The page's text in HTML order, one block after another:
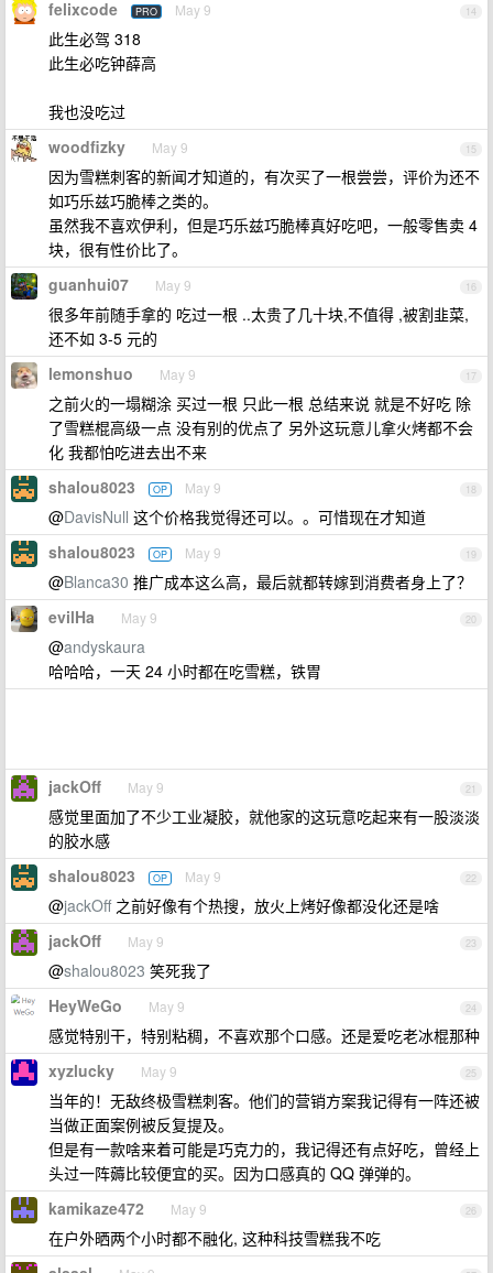
14
felixcode PRO May 9
此生必驾 318
此生必吃钟薛高
我也没吃过
15
woodfizky May 9
因为雪糕刺客的新闻才知道的，有次买了一根尝尝，评价为还不
如巧乐兹巧脆棒之类的。
虽然我不喜欢伊利，但是巧乐兹巧脆棒真好吃吧，一般零售卖 4
块，很有性价比了。
16
guanhui07 May 9
很多年前随手拿的 吃过一根 ..太贵了几十块,不值得 ,被割韭菜,
还不如 3-5 元的
17
lemonshuo May 9
之前火的一塌糊涂 买过一根 只此一根 总结来说 就是不好吃 除
了雪糕棍高级一点 没有别的优点了 另外这玩意儿拿火烤都不会
化 我都怕吃进去出不来
18
shalou8023 OP May 9
@DavisNull 这个价格我觉得还可以。。可惜现在才知道
19
shalou8023 OP May 9
@Blanca30 推广成本这么高，最后就都转嫁到消费者身上了？
20
evilHa May 9
@andyskaura
哈哈哈，一天 24 小时都在吃雪糕，铁胃
21
jackOff May 9
感觉里面加了不少工业凝胶，就他家的这玩意吃起来有一股淡淡
的胶水感
22
shalou8023 OP May 9
@jackOff之前好像有个热搜，放火上烤好像都没化还是啥
23
jackOff May 9
@shalou8023 笑死我了
24
HeyWeGo May 9
感觉特别干，特别粘稠，不喜欢那个口感。还是爱吃老冰棍那种
25
xyzlucky May 9
当年的！无敌终极雪糕刺客。他们的营销方案我记得有一阵还被
当做正面案例被反复提及。
但是有一款啥来着可能是巧克力的，我记得还有点好吃，曾经上
头过一阵薅比较便宜的买。因为口感真的 QQ 弹弹的。
26
kamikaze472 May 9
在户外晒两个小时都不融化, 这种科技雪糕我不吃